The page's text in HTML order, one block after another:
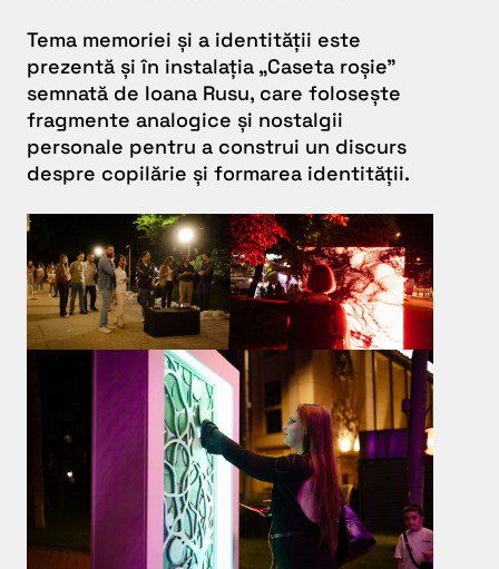
Tema memoriei și a identității este
prezentă și în instalația „Caseta roșie”
semnată de Ioana Rusu, care folosește
fragmente analogice și nostalgii
personale pentru a construi un discurs
despre copilărie și formarea identității.